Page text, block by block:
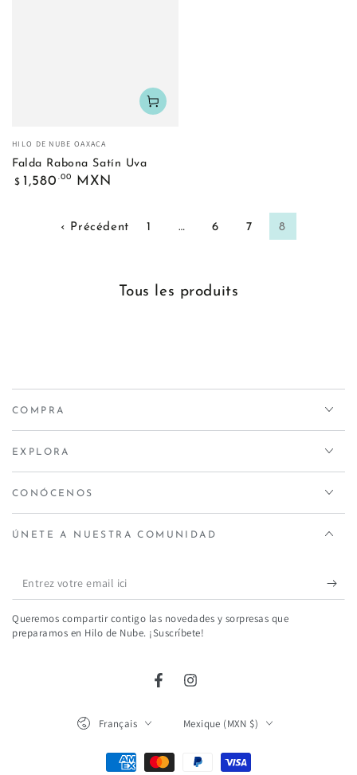
Fournisseur:
HILO DE NUBE OAXACA
Falda Rabona Satín Uva
Prix
$ 1,580 .00 MXN
‹ Précédent 1 … 6 7 8
Collection:
Tous les produits
COMPRA
EXPLORA
CONÓCENOS
ÚNETE A NUESTRA COMUNIDAD
Entrez
votre
email
Queremos compartir contigo las novedades y sorpresas que
preparamos en Hilo de Nube. ¡Suscríbete!
FacebookInstagram
Français Mexique (MXN $)